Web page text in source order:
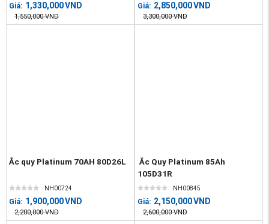
Giá: 1,330,000VND
1,550,000 VND
Giá: 2,850,000VND
3,300,000 VND
Ắc quy Platinum 70AH 80D26L
NH00724
Giá: 1,900,000VND
2,200,000 VND
Ắc Quy Platinum 85Ah
105D31R
NH00845
Giá: 2,150,000VND
2,600,000 VND